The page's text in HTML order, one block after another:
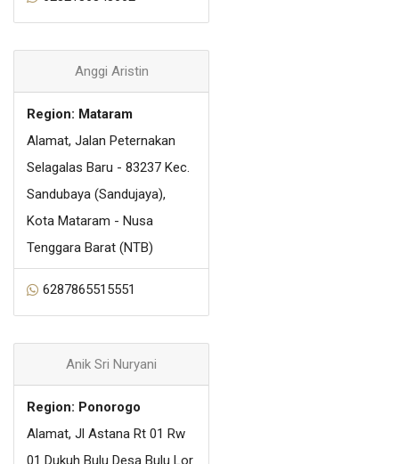
Anggi Aristin
Region: Mataram
Alamat, Jalan Peternakan
Selagalas Baru - 83237 Kec.
Sandubaya (Sandujaya),
Kota Mataram - Nusa
Tenggara Barat (NTB)
6287865515551
Anik Sri Nuryani
Region: Ponorogo
Alamat, Jl Astana Rt 01 Rw
01 Dukuh Bulu Desa Bulu Lor